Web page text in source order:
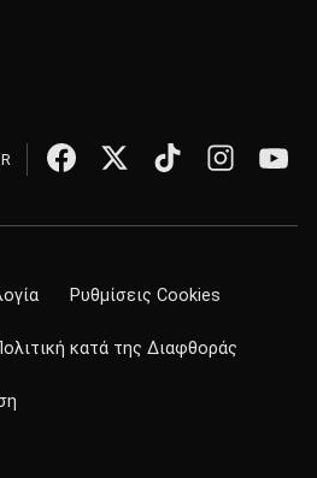
Ρυθμίσεις Cookies
κατά της Διαφθοράς